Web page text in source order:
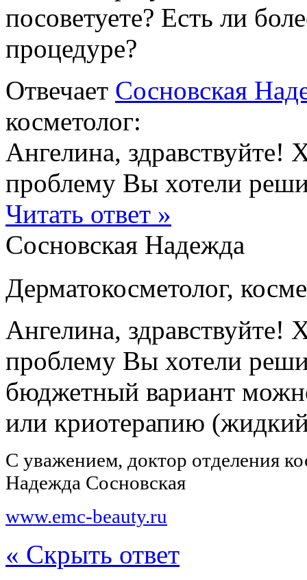
посоветуете? Есть ли
процедуре?
Отвечает Сосновская
косметолог:
Ангелина, здравствуйте!
проблему Вы хотели
Читать ответ »
Сосновская Надежда
Дерматокосметолог,
Ангелина, здравствуйте!
проблему Вы хотели
бюджетный вариант
или криотерапию
С уважением, доктор отделения
Надежда Сосновская
www.emc-beauty.ru
« Скрыть ответ